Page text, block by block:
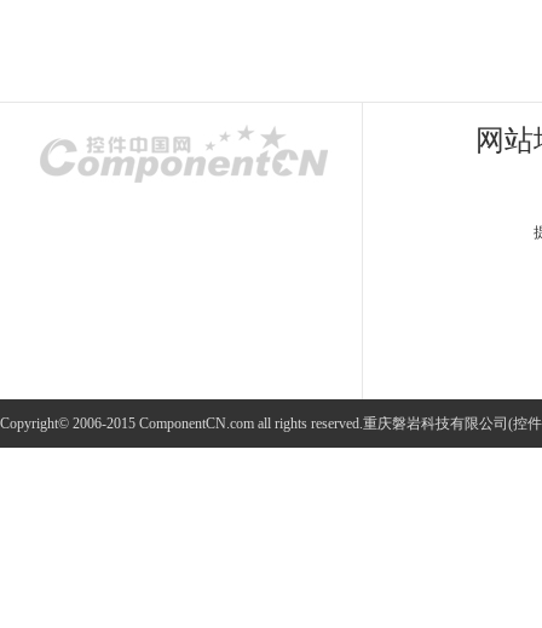
网
Copyright© 2006-2015 ComponentCN.com all rights reserved.重庆磐岩科技有限公司(